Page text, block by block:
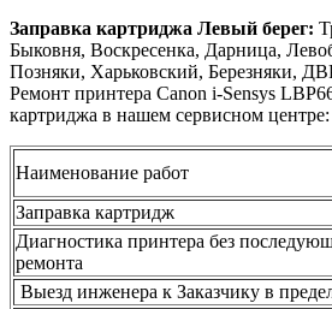
Заправка картриджа Левый берег:
Быковня, Воскресенка, Дарница,
Позняки, Харьковский, Березняки,
Ремонт принтера Canon i-Sensys
картриджа в нашем сервисном центре:
Наименование работ
Заправка картридж
Диагностика принтера без
ремонта
Выезд инженера к Заказчику в